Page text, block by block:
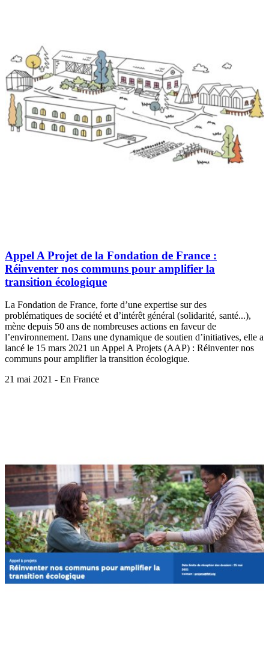
Appel A Projet de la Fondation de France :
Réinventer nos communs pour amplifier la
transition écologique
La Fondation de France, forte d’une expertise sur des
problématiques de société et d’intérêt général (solidarité, santé...),
mène depuis 50 ans de nombreuses actions en faveur de
l’environnement. Dans une dynamique de soutien d’initiatives, elle a
lancé le 15 mars 2021 un Appel A Projets (AAP) : Réinventer nos
communs pour amplifier la transition écologique.
21 mai 2021 - En France